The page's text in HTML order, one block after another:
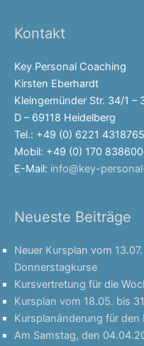
Kontakt
Key Personal Coaching
Kirsten Eberhardt
Kleingemünder Str. 34/1 –
D – 69118 Heidelberg
Tel.: +49 (0) 6221 4318765
Mobil: +49 (0) 170
E-Mail: info@key-
Neueste Beiträge
Neuer Kursplan vom
Donnerstagkurse
Kursvertretung für die
Kursplan vom 18.05. bis
Kursplanänderung für den
Am Samstag, den